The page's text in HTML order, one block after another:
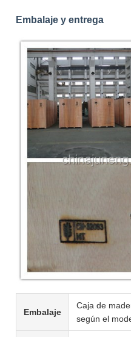
Embalaje y entrega
Embalaje
Caja de
según el